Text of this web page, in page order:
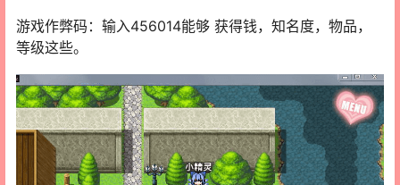
游戏作弊码：输入456014能够 获得钱，知名度，物品，
等级这些。